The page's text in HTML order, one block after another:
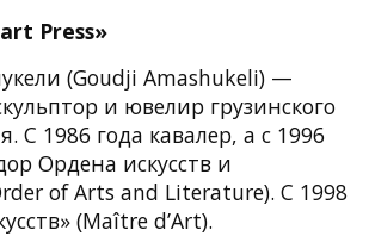
Press»
(Goudji Amashukeli) —
и ювелир грузинского
С 1986 года кавалер, а с 1996
Ордена искусств и
of Arts and Literature). С 1998
(Maître d’Art).